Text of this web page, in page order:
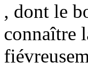
, dont le
connaître